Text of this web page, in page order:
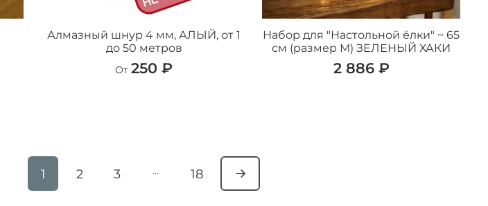
Алмазный шнур 4 мм, АЛЫЙ, от 1
до 50 метров
От 250 ₽
Набор для "Настольной ёлки" ~ 65
см (размер М) ЗЕЛЕНЫЙ ХАКИ
2 886 ₽
1 2 3 … 18